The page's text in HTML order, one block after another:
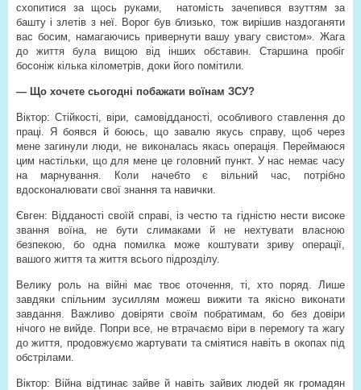
схопитися за щось руками,
натомість зачепився взуттям за
башту і злетів з неї. Ворог був близько, тож вирішив наздоганяти
вас босим, намагаючись привернути вашу увагу свистом». Жага
до життя була вищою від інших обставин. Старшина пробіг
босоніж кілька кілометрів, доки його помітили.
— Що хочете сьогодні побажати воїнам ЗСУ?
Віктор: Стійкості, віри, самовідданості, особливого ставлення до
праці. Я боявся й боюсь, що завалю якусь справу, щоб через
мене загинули люди, не виконалась якась операція. Переймаюся
цим настільки, що для мене це головний пункт. У нас немає часу
на марнування. Коли начебто є вільний час, потрібно
вдосконалювати свої знання та навички.
Євген: Відданості своїй справі, із честю та гідністю нести високе
звання воїна, не бути слимаками й не нехтувати власною
безпекою, бо одна помилка може коштувати зриву операції,
вашого життя та життя всього підрозділу.
Велику роль на війні має твоє оточення, ті, хто поряд. Лише
завдяки спільним зусиллям можеш вижити та якісно виконати
завдання. Важливо довіряти своїм побратимам, бо без довіри
нічого не вийде. Попри все, не втрачаємо віри в перемогу та жагу
до життя, продовжуємо жартувати та сміятися навіть в окопах під
обстрілами.
Віктор: Війна відтинає зайве й навіть зайвих людей як громадян